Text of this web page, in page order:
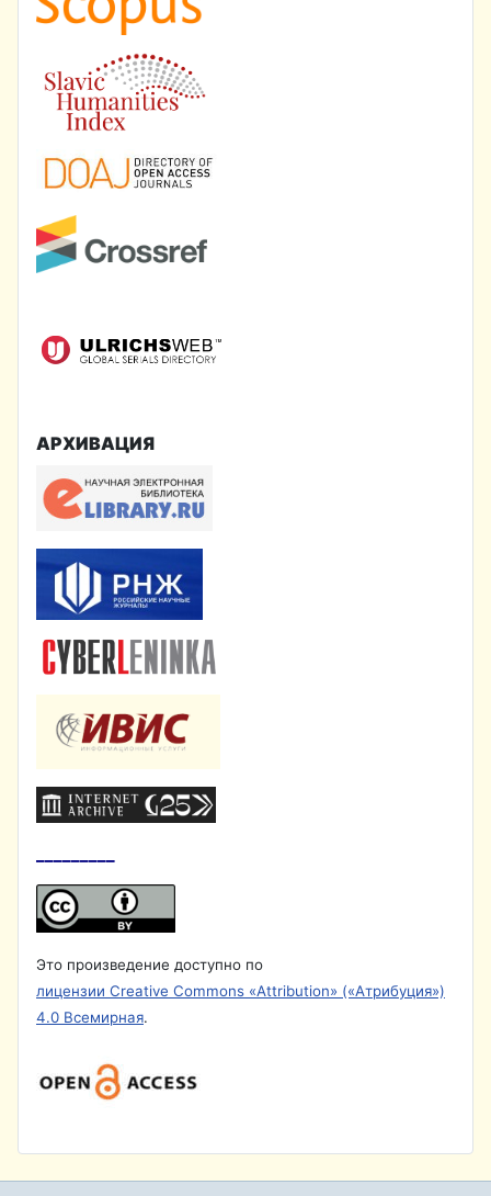
АРХИВАЦИЯ
Это произведение доступно по
лицензии Creative Commons «Attribution» («Атрибуция»)
4.0 Всемирная.